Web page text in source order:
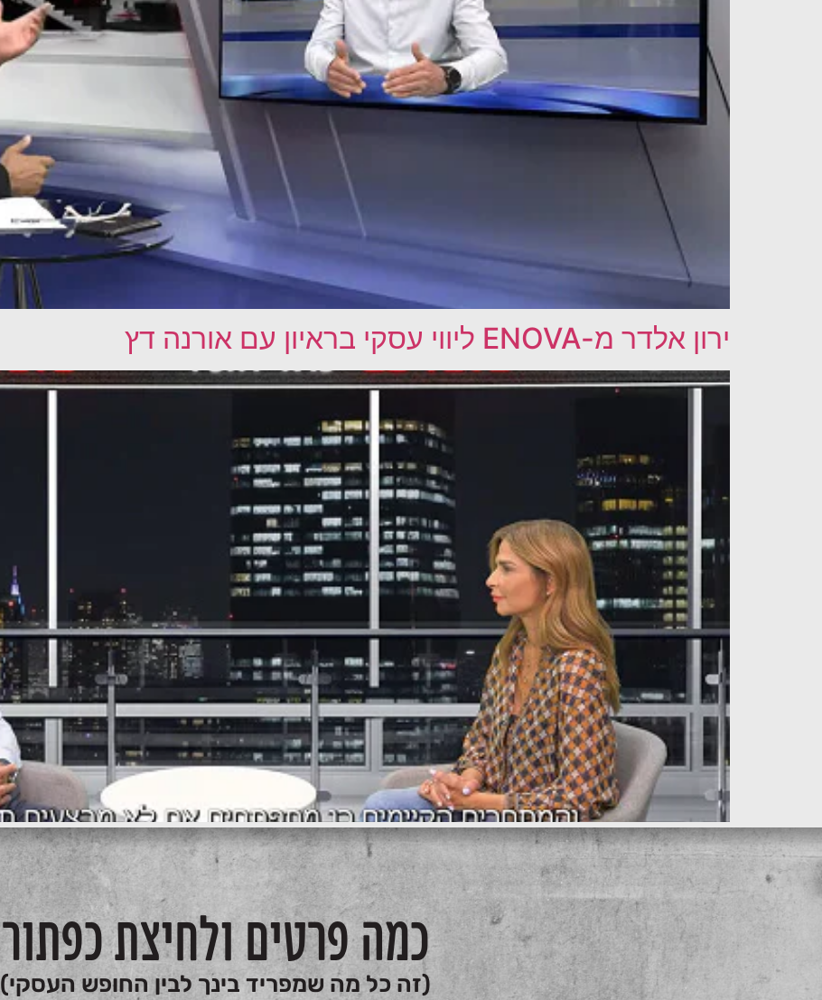
ירון אלדר מ-ENOVA ליווי עסקי בראיון עם אורנה דץ
כמה פרטים ולחיצת כפתור
(זה כל מה שמפריד בינך לבין החופש העסקי)